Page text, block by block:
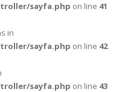
sayfa.php on line 41
in
sayfa.php on line 42
sayfa.php on line 43